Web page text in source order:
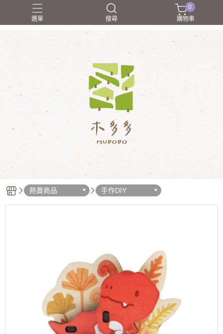
選單 搜尋
合作廠商介紹 職人介紹 送朋友
0
購物車
熱賣商品 手作DIY